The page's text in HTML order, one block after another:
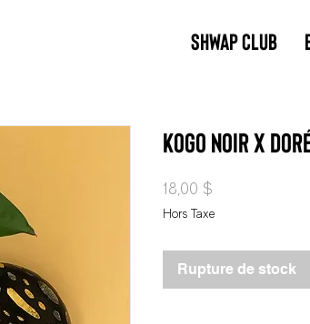
SHWAP CLUB
Kogo noir x
18,00 $
Hors Taxe
Rupture de stock